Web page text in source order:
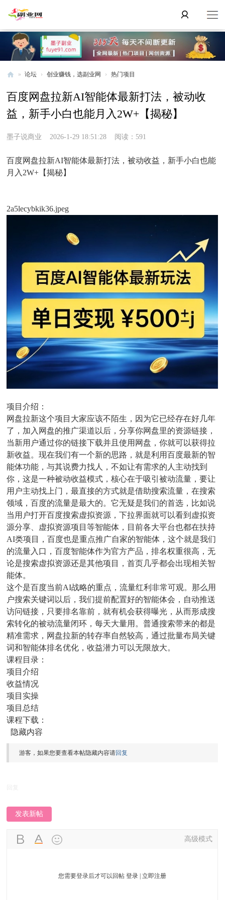
业
网
» 论坛 › 创业赚钱，选副业网 › 热门项目
百度网盘拉新AI智能体最新打法，被动收
益，新手小白也能月入2W+【揭秘】
墨子说商业 2026-1-29 18:51:28 阅读：591
百度网盘拉新AI智能体最新打法，被动收益，新手小白也能
月入2W+【揭秘】
2a5lecybkik36.jpeg
项目介绍：
网盘拉新这个项目大家应该不陌生，因为它已经存在好几年
了，加入网盘的推广渠道以后，分享你网盘里的资源链接，
当新用户通过你的链接下载并且使用网盘，你就可以获得拉
新收益。现在我们有一个新的思路，就是利用百度最新的智
能体功能，与其说费力找人，不如让有需求的人主动找到
你，这是一种被动收益模式，核心在于吸引被动流量，要让
用户主动找上门，最直接的方式就是借助搜索流量，在搜索
领域，百度的流量是最大的。它无疑是我们的首选，比如说
当用户打开百度搜索虚拟资源，下拉界面就可以看到虚拟资
源分享、虚拟资源项目等智能体，目前各大平台也都在扶持
AI类项目，百度也是重点推广自家的智能体，这个就是我们
的流量入口，百度智能体作为官方产品，排名权重很高，无
论是搜索虚拟资源还是其他项目，首页几乎都会出现相关智
能体。
这个是百度当前AI战略的重点，流量红利非常可观。那么用
户搜索关键词以后，我们提前配置好的智能体会，自动推送
访问链接，只要排名靠前，就有机会获得曝光，从而形成搜
索转化的被动流量闭环，每天大量用。普通搜索带来的都是
精准需求，网盘拉新的转存率自然较高，通过批量布局关键
词和智能体排名优化，收益潜力可以无限放大。
课程目录：
项目介绍
收益情况
项目实操
项目总结
课程下载：
隐藏内容
游客，如果您要查看本帖隐藏内容请回复
发表新帖
高级模式
您需要登录后才可以回帖登录 |立即注册